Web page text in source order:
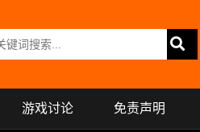
词
游戏讨论 免责声明